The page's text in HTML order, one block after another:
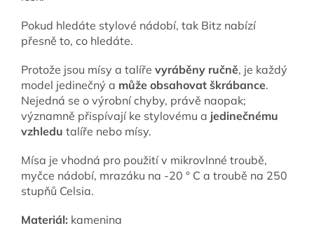
Pokud hledáte stylové nádobí, tak Bitz nabízí
přesně to, co hledáte.
Protože jsou mísy a talíře vyráběny ručně, je každý
model jedinečný a může obsahovat škrábance.
Nejedná se o výrobní chyby, právě naopak;
významně přispívají ke stylovému a jedinečnému
vzhledu talíře nebo mísy.
Mísa je vhodná pro použití v mikrovlnné troubě,
myčce nádobí, mrazáku na -20 ° C a troubě na 250
stupňů Celsia.
Materiál: kamenina